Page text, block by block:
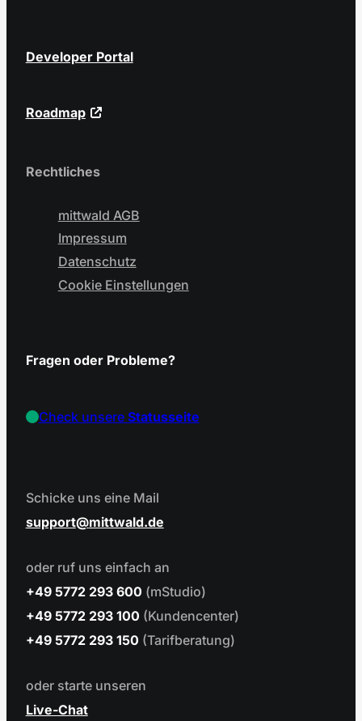
Developer Portal
Roadmap
Rechtliches
mittwald AGB
Impressum
Datenschutz
Cookie Einstellungen
Fragen oder Probleme?
Check unsereStatusseite
Schicke uns eine Mail
support
mittwald.de
oder ruf uns einfach an
+49 5772 293 600 (mStudio)
+49 5772 293 100 (Kundencenter)
+49 5772 293 150 (Tarifberatung)
oder starte unseren
Live-Chat